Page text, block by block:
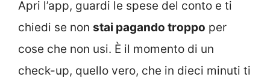
Apri l’app, guardi le spese del conto e ti
chiedi se non stai pagando troppo per
cose che non usi. È il momento di un
check-up, quello vero, che in dieci minuti ti